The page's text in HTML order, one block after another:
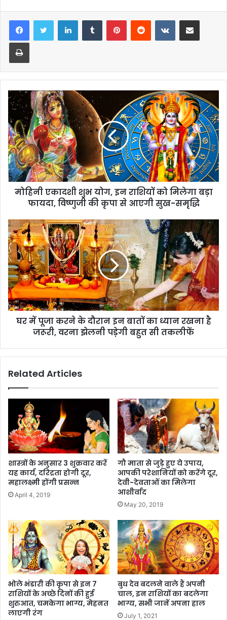
LinkedInTumblr PinterestReddit VKontakteShare via Email
Print
मोहिनी एकादशी शुभ योग, इन राशियों को मिलेगा बड़ा
फायदा, विष्णुजी की कृपा से आएगी सुख-समृद्धि
घर में पूजा करने के दौरान इन बातों का ध्यान रखना है
जरूरी, वरना झेलनी पड़ेगी बहुत सी तकलीफें
Related Articles
शास्त्रों के अनुसार 3 शुक्रवार करें
यह कार्य, दरिद्रता होगी दूर,
महालक्ष्मी होंगी प्रसन्न
April 4, 2019
गौ माता से जुड़े हुए ये उपाय,
आपकी परेशानियों को करेंगे दूर,
देवी-देवताओं का मिलेगा
आशीर्वाद
May 20, 2019
भोले भंडारी की कृपा से इन 7
राशियों के अच्छे दिनों की हुई
शुरुआत, चमकेगा भाग्य, मेहनत
लाएगी रंग
बुध देव बदलने वाले हैं अपनी
चाल, इन राशियों का बदलेगा
भाग्य, सभी जानें अपना हाल
July 1, 2021